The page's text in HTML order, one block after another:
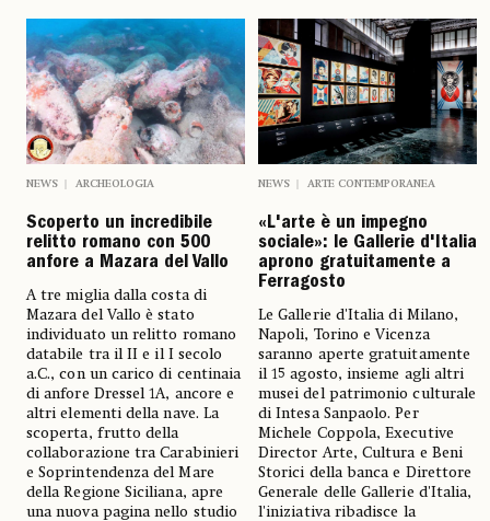
NEWS ARCHEOLOGIA
Scoperto un incredibile
relitto romano con 500
anfore a Mazara del Vallo
A tre miglia dalla costa di
Mazara del Vallo è stato
individuato un relitto romano
databile tra il II e il I secolo
a.C., con un carico di centinaia
di anfore Dressel 1A, ancore e
altri elementi della nave. La
scoperta, frutto della
collaborazione tra Carabinieri
e Soprintendenza del Mare
della Regione Siciliana, apre
una nuova pagina nello studio
NEWS ARTE CONTEMPORANEA
«L'arte è un impegno
sociale»: le Gallerie d'Italia
aprono gratuitamente a
Ferragosto
Le Gallerie d'Italia di Milano,
Napoli, Torino e Vicenza
saranno aperte gratuitamente
il 15 agosto, insieme agli altri
musei del patrimonio culturale
di Intesa Sanpaolo. Per
Michele Coppola, Executive
Director Arte, Cultura e Beni
Storici della banca e Direttore
Generale delle Gallerie d'Italia,
l'iniziativa ribadisce la